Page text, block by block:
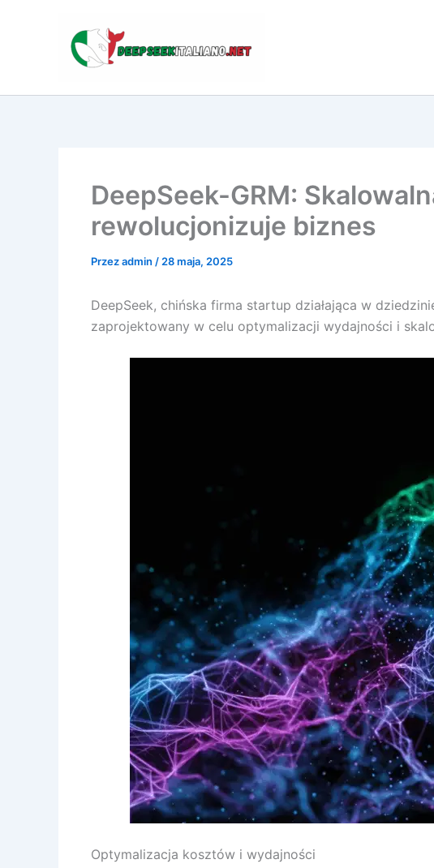
DeepSeek-GRM:
rewolucjonizuje biznes
Przezadmin / 28 maja, 2025
DeepSeek, chińska firma startup działająca w
zaprojektowany w celu optymalizacji wydajności i
Optymalizacja kosztów i wydajności